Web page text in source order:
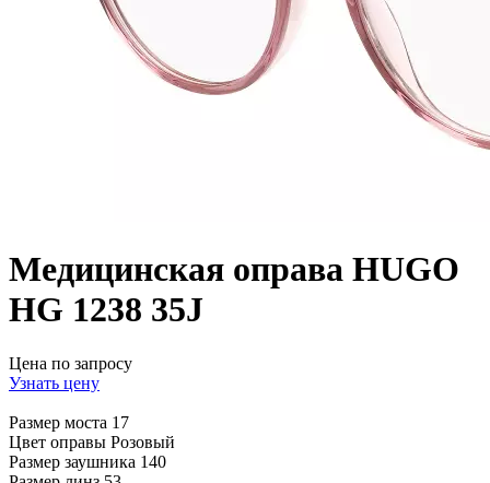
Медицинская оправа HUGO
HG 1238 35J
Цена по запросу
Узнать цену
Размер моста 17
Цвет оправы Розовый
Размер заушника 140